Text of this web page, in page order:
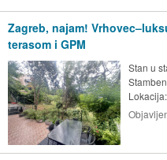
Zagreb, najam!
terasom i GPM
Stan u
Lokacija: